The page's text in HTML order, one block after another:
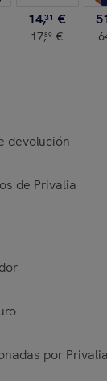
14,31 €
17,89 €
devolución
de Privalia
por Privalia